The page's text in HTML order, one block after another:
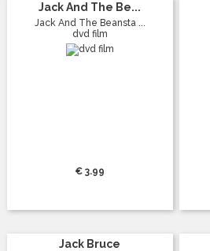
Jack And The Be...
Jack And The Beansta ...
dvd film
€ 3.99
Jack Bruce